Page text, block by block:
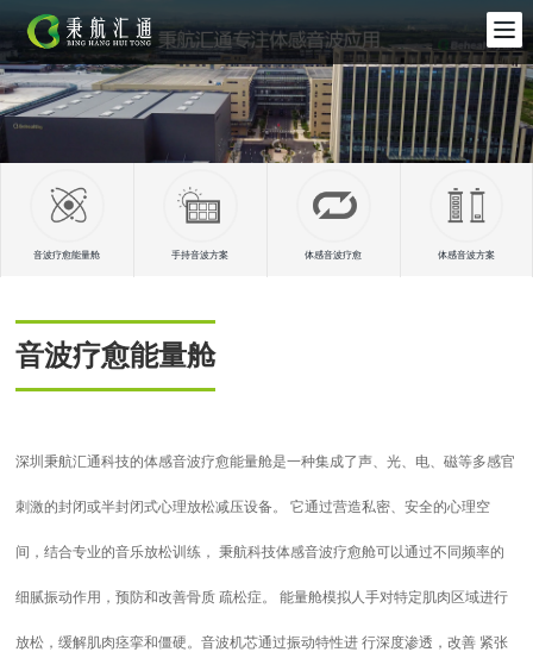
音波疗愈能量舱 手持音波方案 体感音波疗愈 体感音波方案
音波疗愈能量舱
深圳秉航汇通科技的体感音波疗愈能量舱是一种集成了声、光、电、磁等多感官
刺激的封闭或半封闭式心理放松减压设备。 它通过营造私密、安全的心理空
间，结合专业的音乐放松训练， 秉航科技体感音波疗愈舱可以通过不同频率的
细腻振动作用，预防和改善骨质 疏松症。 能量舱模拟人手对特定肌肉区域进行
放松，缓解肌肉痉挛和僵硬。音波机芯通过振动特性进 行深度渗透，改善 紧张